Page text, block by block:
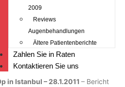
2009
Reviews
Augenbehandlungen
Ältere Patientenberichte
Zahlen Sie in Raten
Kontaktieren Sie uns
in Istanbul – 28.1.2011 – Bericht